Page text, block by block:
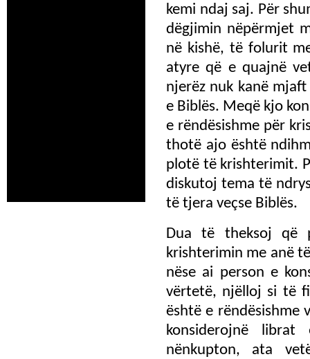
kemi ndaj saj. Për
dëgjimin nëpërmjet
në kishë, të folurit
atyre që e quajnë
njerëz nuk kanë
e Biblës. Meqë kjo
e rëndësishme për
thotë ajo është
plotë të krishterimit.
diskutoj tema të
të tjera veçse Biblës.
Dua të theksoj
krishterimin me anë
nëse ai person e
vërtetë, njëlloj si të
është e rëndësishme
konsiderojnë
nënkupton, ata